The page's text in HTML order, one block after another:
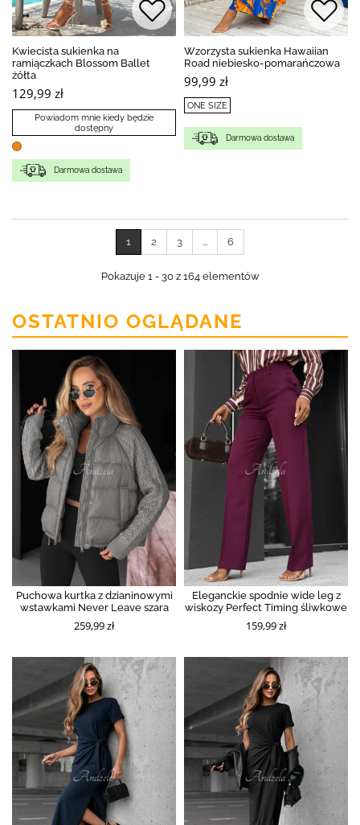
Kwiecista sukienka na
ramiączkach Blossom Ballet
żółta
129,99 zł
Powiadom mnie kiedy będzie
dostępny
Darmowa dostawa
Wzorzysta sukienka Hawaiian
Road niebiesko-pomarańczowa
99,99 zł
ONE SIZE
Darmowa dostawa
1 2 3 ... 6
Pokazuje 1 - 30 z 164 elementów
OSTATNIO OGLĄDANE
Puchowa kurtka z dzianinowymi
wstawkami Never Leave szara
259,99 zł
Eleganckie spodnie wide leg z
wiskozy Perfect Timing śliwkowe
159,99 zł